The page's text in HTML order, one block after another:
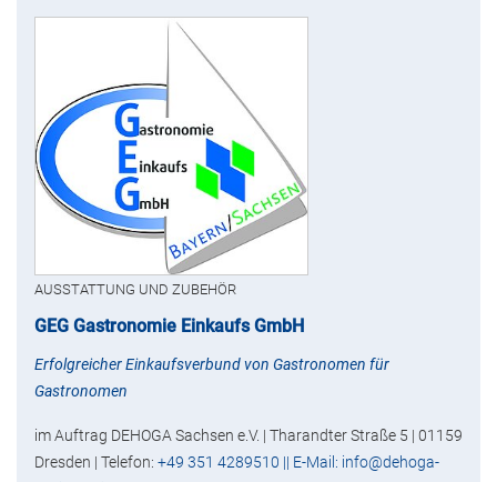
AUSSTATTUNG UND ZUBEHÖR
GEG Gastronomie Einkaufs GmbH
Erfolgreicher Einkaufsverbund von Gastronomen für
Gastronomen
im Auftrag DEHOGA Sachsen e.V. | Tharandter Straße 5 | 01159
Dresden | Telefon: +49 351 4289510 || E-Mail: info@dehoga-